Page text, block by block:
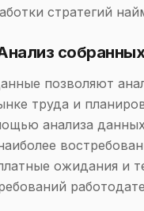
стратегий
позволяют
труда и
анализа
ожидания и